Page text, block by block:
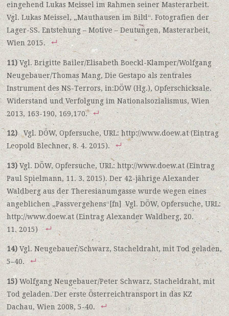
eingehend Lukas Meissel im Rahmen seiner Masterarbeit.
Vgl. Lukas Meissel, „Mauthausen im Bild“. Fotografien der
Lager-SS. Entstehung – Motive – Deutungen, Masterarbeit,
Wien 2015.
11)Vgl. Brigitte Bailer/Elisabeth Boeckl-Klamper/Wolfgang
Neugebauer/Thomas Mang, Die Gestapo als zentrales
Instrument des NS-Terrors, in:DÖW (Hg.), Opferschicksale.
Widerstand und Verfolgung im Nationalsozialismus, Wien
2013, 163-190, 169,170.
12)Vgl. DÖW, Opfersuche, URL: http://www.doew.at (Eintrag
Leopold Blechner, 8. 4. 2015).
13)Vgl. DÖW, Opfersuche, URL: http://www.doew.at (Eintrag
Paul Spielmann, 11. 3. 2015). Der 42-jährige Alexander
Waldberg aus der Theresianumgasse wurde wegen eines
angeblichen „Passvergehens“[fn] Vgl. DÖW, Opfersuche, URL:
http://www.doew.at (Eintrag Alexander Waldberg, 20.
11. 2015)
14) Vgl. Neugebauer/Schwarz, Stacheldraht, mit Tod geladen,
5–40.
15) Wolfgang Neugebauer/Peter Schwarz, Stacheldraht, mit
Tod geladen. Der erste Österreichtransport in das KZ
Dachau, Wien 2008, 5-40.